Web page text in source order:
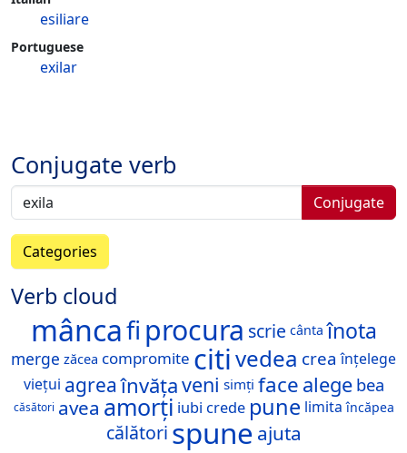
esiliare
Portuguese
exilar
Conjugate verb
Conjugate
Categories
Verb cloud
mâncafi procura scrie cânta înota
merge zăcea compromite citivedea crea înțelege
viețui agreaînvățaveni simți face alege bea
căsători avea amorți iubi crede pune limita încăpea
călători spune ajuta